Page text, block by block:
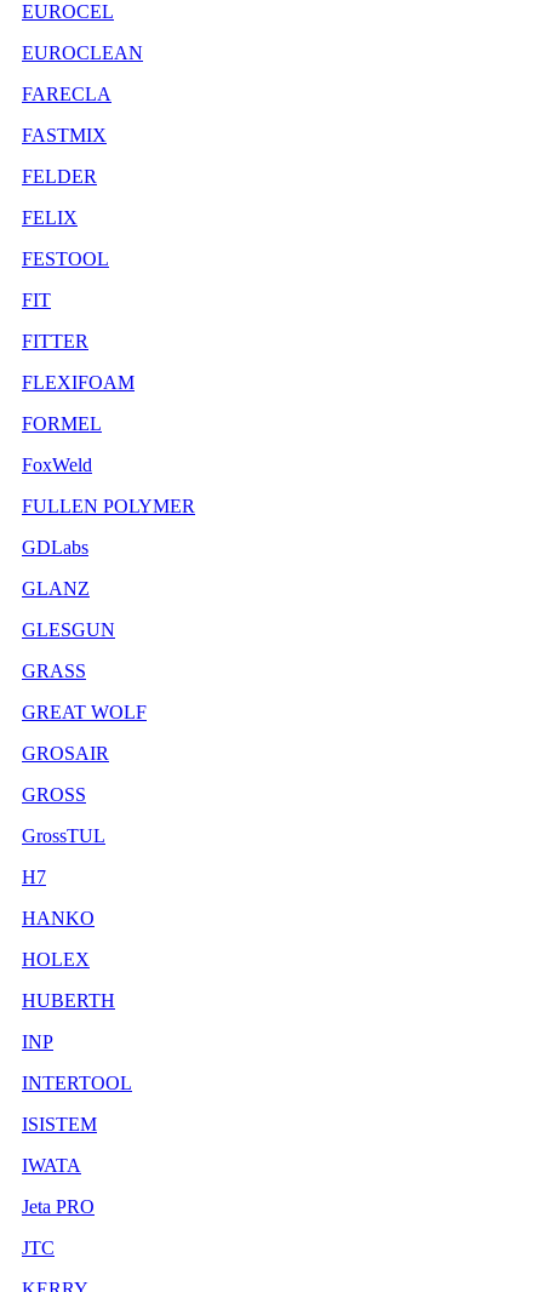
EUROCEL
EUROCLEAN
FARECLA
FASTMIX
FELDER
FELIX
FESTOOL
FIT
FITTER
FLEXIFOAM
FORMEL
FoxWeld
FULLEN POLYMER
GDLabs
GLANZ
GLESGUN
GRASS
GREAT WOLF
GROSAIR
GROSS
GrossTUL
H7
HANKO
HOLEX
HUBERTH
INP
INTERTOOL
ISISTEM
IWATA
Jeta PRO
JTC